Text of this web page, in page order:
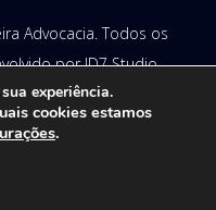
Advocacia. Todos os
porID7 Studio.
experiência.
cookies estamos
.